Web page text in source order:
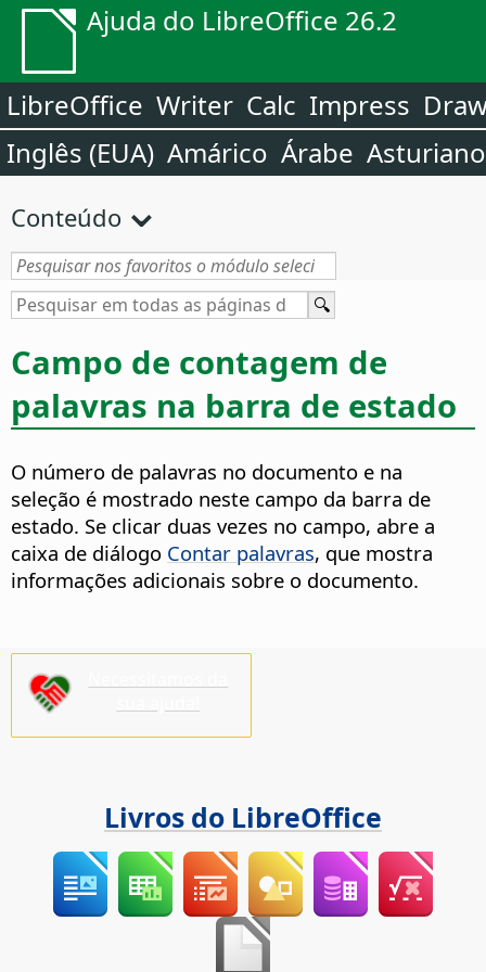
Ajuda do LibreOffice 26.2
LibreOffice Writer Calc Impress
Inglês (EUA) Amárico Árabe Asturiano
Conteúdo
Campo de contagem de
palavras na barra de estado
O número de palavras no documento e na
seleção é mostrado neste campo da barra de
estado. Se clicar duas vezes no campo, abre a
caixa de diálogo Contar palavras, que mostra
informações adicionais sobre o documento.
Livros do LibreOffice